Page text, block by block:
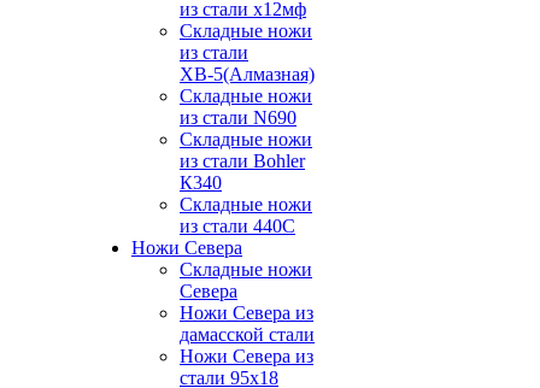
из стали х12мф
Складные ножи
из стали
ХВ-5(Алмазная)
Складные ножи
из стали N690
Складные ножи
из стали Bohler
К340
Складные ножи
из стали 440С
Ножи Севера
Складные ножи
Севера
Ножи Севера из
дамасской стали
Ножи Севера из
стали 95х18